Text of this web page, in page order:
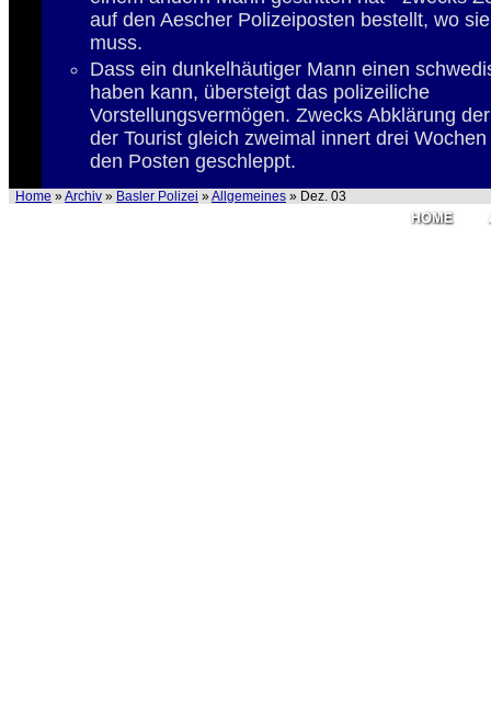
auf den Aescher Polizeiposten bestellt, wo
muss.
Dass ein dunkelhäutiger Mann einen
haben kann, übersteigt das polizeiliche
Vorstellungsvermögen. Zwecks Abklärung
der Tourist gleich zweimal innert drei
den Posten geschleppt.
Home »Archiv » Basler Polizei »Allgemeines » Dez. 03